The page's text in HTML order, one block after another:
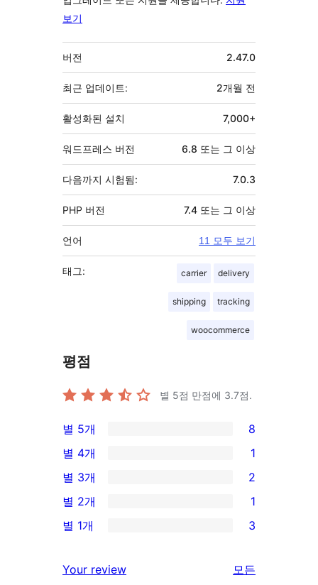
보기
기
초
버전 2.47.0
최근 업데이트: 2개월 전
활성화된 설치 7,000+
워드프레스 버전 6.8 또는 그 이상
다음까지 시험됨: 7.0.3
PHP 버전 7.4 또는 그 이상
언어 11 모두 보기
태그: carrier delivery
shipping tracking
woocommerce
평점
별 5점 만점에 3.7점.
8/5-
별
점
후
기
별 5개 8
1/4-
별
점
후
별 4개 1
2/3-
별
점
기
별 3개 2
1/2-
별
후
별 2개 1
3/1-
점
별 1개 3
Your review 모든